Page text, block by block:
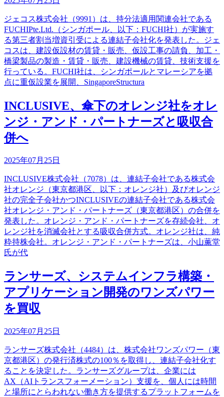
ジェコス株式会社（9991）は、持分法適用関連会社である
FUCHIPte.Ltd.（シンガポール、以下：FUCHI社）が実施す
る第三者割当増資引受による連結子会社化を発表した。ジェ
コスは、建設仮設材の賃貸・販売、仮設工事の請負、加工・
橋梁製品の製造・賃貸・販売、建設機械の賃貸、技術支援を
行っている。FUCHI社は、シンガポールとマレーシアを拠
点に重仮設業を展開、SingaporeStructura
INCLUSIVE、傘下のオレンジ社をオレ
ンジ・アンド・パートナーズと吸収合
併へ
2025年07月25日
INCLUSIVE株式会社（7078）は、連結子会社である株式会
社オレンジ（東京都港区、以下：オレンジ社）及びオレンジ
社の完全子会社かつINCLUSIVEの連結子会社である株式会
社オレンジ・アンド・パートナーズ（東京都港区）の合併を
発表した。オレンジ・アンド・パートナーズを存続会社、オ
レンジ社を消滅会社とする吸収合併方式。オレンジ社は、純
粋持株会社。オレンジ・アンド・パートナーズは、小山薫堂
氏が代
ランサーズ、システムインフラ構築・
アプリケーション開発のワンズパワー
を買収
2025年07月25日
ランサーズ株式会社（4484）は、株式会社ワンズパワー（東
京都港区）の発行済株式の100％を取得し、連結子会社化す
ることを決定した。ランサーズグループは、企業には
AX（AIトランスフォーメーション）支援を、個人には時間
と場所にとらわれない働き方を提供するプラットフォームを